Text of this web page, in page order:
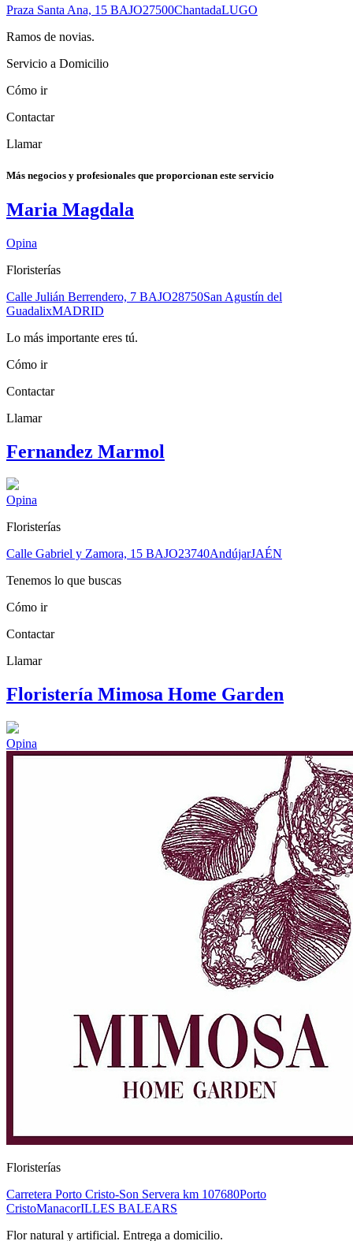
Praza Santa Ana, 15 BAJO27500ChantadaLUGO
Ramos de novias.
Servicio a Domicilio
Cómo ir
Contactar
Llamar
Más negocios y profesionales que proporcionan este servicio
Maria Magdala
Opina
Floristerías
Calle Julián Berrendero, 7 BAJO28750San Agustín del
GuadalixMADRID
Lo más importante eres tú.
Cómo ir
Contactar
Llamar
Fernandez Marmol
Opina
Floristerías
Calle Gabriel y Zamora, 15 BAJO23740AndújarJAÉN
Tenemos lo que buscas
Cómo ir
Contactar
Llamar
Floristería Mimosa Home Garden
Opina
Floristerías
Carretera Porto Cristo-Son Servera km 107680Porto
CristoManacorILLES BALEARS
Flor natural y artificial. Entrega a domicilio.